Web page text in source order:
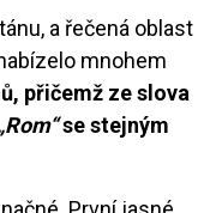
a řečená oblast
mnohem
přičemž ze slova
se stejným